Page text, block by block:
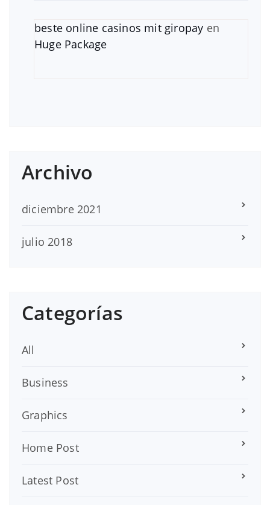
beste online casinos mit giropay en
Huge Package
Archivo
diciembre 2021
julio 2018
Categorías
All
Business
Graphics
Home Post
Latest Post